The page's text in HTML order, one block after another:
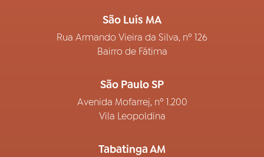
São Luís MA
Rua Armando Vieira da Silva, nº 126
Bairro de Fátima
São Paulo SP
Avenida Mofarrej, nº 1.200
Vila Leopoldina
Tabatinga AM